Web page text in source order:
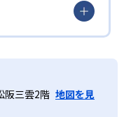
阪三雲2階 地図を見